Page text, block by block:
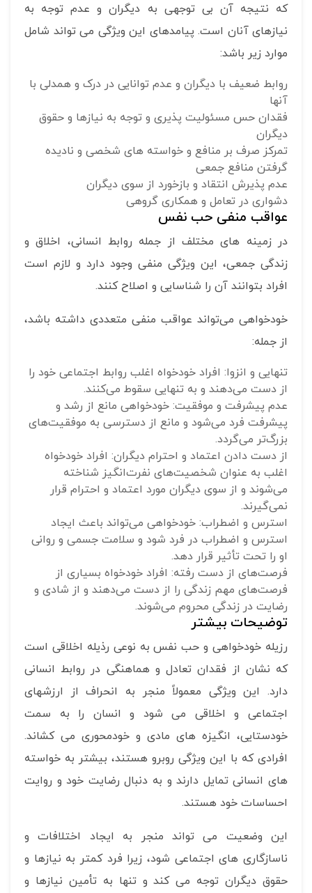
که نتیجه آن بی توجهی به دیگران و عدم توجه به
نیازهای آنان است. پیامدهای این ویژگی می تواند شامل
موارد زیر باشد:
روابط ضعیف با دیگران و عدم توانایی در درک و همدلی با
آنها
فقدان حس مسئولیت پذیری و توجه به نیازها و حقوق
دیگران
تمرکز صرف بر منافع و خواسته های شخصی و نادیده
گرفتن منافع جمعی
عدم پذیرش انتقاد و بازخورد از سوی دیگران
دشواری در تعامل و همکاری گروهی
عواقب منفی حب نفس
در زمینه های مختلف از جمله روابط انسانی، اخلاق و
زندگی جمعی، این ویژگی منفی وجود دارد و لازم است
افراد بتوانند آن را شناسایی و اصلاح کنند.
خودخواهی می‌تواند عواقب منفی متعددی داشته باشد،
از جمله:
تنهایی و انزوا: افراد خودخواه اغلب روابط اجتماعی خود را
از دست می‌دهند و به تنهایی سقوط می‌کنند.
عدم پیشرفت و موفقیت: خودخواهی مانع از رشد و
پیشرفت فرد می‌شود و مانع از دسترسی به موفقیت‌های
بزرگ‌تر می‌گردد.
از دست دادن اعتماد و احترام دیگران: افراد خودخواه
اغلب به عنوان شخصیت‌های نفرت‌انگیز شناخته
می‌شوند و از سوی دیگران مورد اعتماد و احترام قرار
نمی‌گیرند.
استرس و اضطراب: خودخواهی می‌تواند باعث ایجاد
استرس و اضطراب در فرد شود و سلامت جسمی و روانی
او را تحت تأثیر قرار دهد.
فرصت‌های از دست رفته: افراد خودخواه بسیاری از
فرصت‌های مهم زندگی را از دست می‌دهند و از شادی و
رضایت در زندگی محروم می‌شوند.
توضیحات بیشتر
رزیله خودخواهی و حب نفس به نوعی رذیله اخلاقی است
که نشان از فقدان تعادل و هماهنگی در روابط انسانی
دارد. این ویژگی معمولاً منجر به انحراف از ارزشهای
اجتماعی و اخلاقی می شود و انسان را به سمت
خودستایی، انگیزه های مادی و خودمحوری می کشاند.
افرادی که با این ویژگی روبرو هستند، بیشتر به خواسته
های انسانی تمایل دارند و به دنبال رضایت خود و روایت
احساسات خود هستند.
این وضعیت می تواند منجر به ایجاد اختلافات و
ناسازگاری های اجتماعی شود، زیرا فرد کمتر به نیازها و
حقوق دیگران توجه می کند و تنها به تأمین نیازها و